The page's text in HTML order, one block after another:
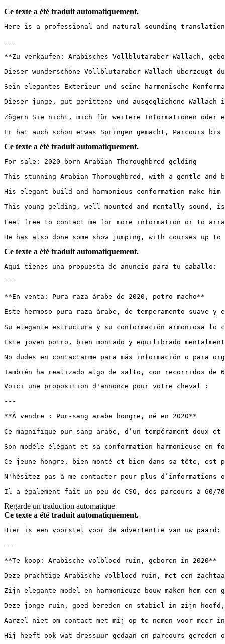
Ce texte a été traduit automatiquement.
Here is a professional and natural-sounding
---
**Zu verkaufen: Arabisches Vollblutaraber-Wallach,
Dieser wunderschöne Vollblutaraber-Wallach
Sein elegantes Exterieur und seine harmonische
Dieser junge, gut gerittene und ausgeglichene
Zögern Sie nicht, mich für weitere Informationen oder
Er hat auch schon etwas Springen gemacht, Parcours bis
Ce texte a été traduit automatiquement.
For sale: 2020-born Arabian Thoroughbred gelding
This stunning Arabian Thoroughbred, with a gentle
His elegant build and harmonious conformation make
This young gelding, well-mounted and mentally
Feel free to contact me for more information or to
He has also done some show jumping, with courses up
Ce texte a été traduit automatiquement.
Aquí tienes una propuesta de anuncio para tu caballo:
---
**En venta: Pura raza árabe de 2020, potro macho**
Este hermoso pura raza árabe, de temperamento
Su elegante estructura y su conformación armoniosa
Este joven potro, bien montado y equilibrado
No dudes en contactarme para más información o para
También ha realizado algo de salto, con recorridos de
Voici une proposition d'annonce pour votre cheval :
---
**À vendre : Pur-sang arabe hongre, né en 2020**
Ce magnifique pur-sang arabe, d’un tempérament
Son modèle élégant et sa conformation harmonieuse
Ce jeune hongre, bien monté et bien dans sa tête,
N'hésitez pas à me contacter pour plus
Il a également fait un peu de CSO, des parcours à 60/70
Regarde un traduction automatique
Ce texte a été traduit automatiquement.
Hier is een voorstel voor de advertentie van uw paard:
---
**Te koop: Arabische volbloed ruin, geboren in 2020**
Deze prachtige Arabische volbloed ruin, met een
Zijn elegante model en harmonieuze bouw maken
Deze jonge ruin, goed bereden en stabiel in zijn
Aarzel niet om contact met mij op te nemen voor meer
Hij heeft ook wat dressuur gedaan en parcours gereden